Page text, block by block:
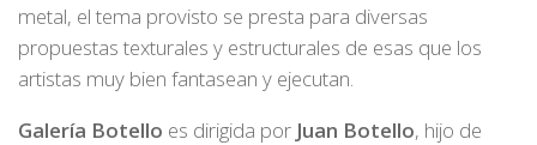
metal, el tema provisto se presta para diversas
propuestas texturales y estructurales de esas que los
artistas muy bien fantasean y ejecutan.
Galería Botello es dirigida por Juan Botello, hijo de